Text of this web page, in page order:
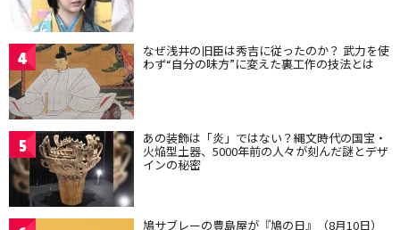
4 なぜ浅井の旧臣は秀吉に従ったのか？ 武力を使
わず“自分の味方”に変えた裏工作の技法とは
5 あの装飾は「炎」ではない？縄文時代の国宝・
火焔型土器、5000年前の人々が刻んだ謎とデザ
インの秘密
鳩サブレーの豊島屋が『鳩の日』（8月10日）